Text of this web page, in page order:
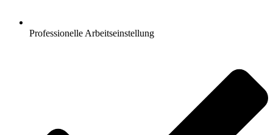
Professionelle Arbeitseinstellung